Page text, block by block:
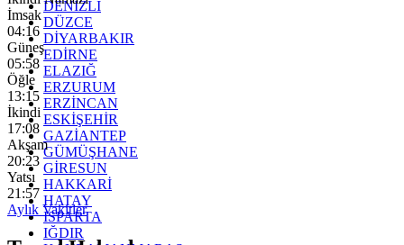
DENİZLİ
DÜZCE
DİYARBAKIR
EDİRNE
ELAZIĞ
ERZURUM
ERZİNCAN
ESKİŞEHİR
GAZİANTEP
GÜMÜŞHANE
GİRESUN
HAKKARİ
HATAY
ISPARTA
IĞDIR
İmsak
04:16
Güneş
05:58
Öğle
13:15
İkindi
17:08
Akşam
20:23
Yatsı
21:57
Aylık Vakitler